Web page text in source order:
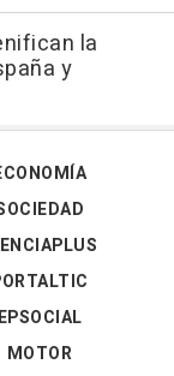
la
y
EPSOCIAL
MOTOR